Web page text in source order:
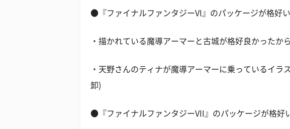
●『ファイナルファンタジーVI』のパッケージが格好
・描かれている魔導アーマーと古城が格好良かったか
・天野さんのティナが魔導アーマーに乗っているイラ
卸)
●『ファイナルファンタジーVII』のパッケージが格好